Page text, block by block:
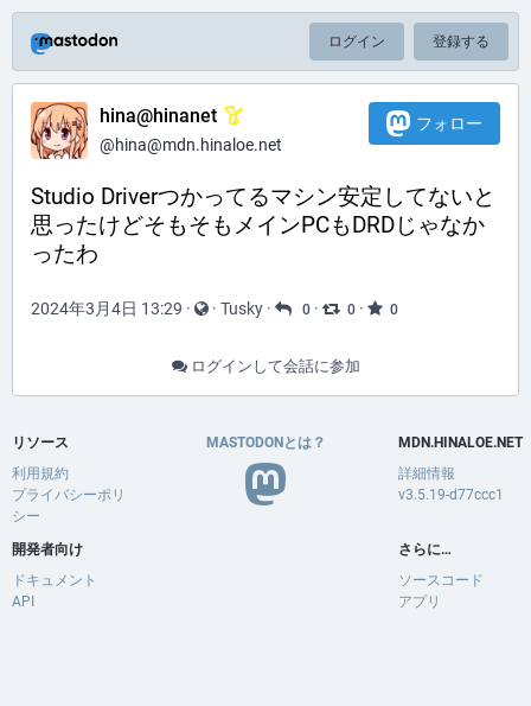
ログイン 登録する
hina@hinanet
@hina@mdn.hinaloe.net
フォロー
Studio Driverつかってるマシン安定してないと
思ったけどそもそもメインPCもDRDじゃなか
ったわ
2024年3月4日 13:29 · · Tusky · 0 · 0 · 0
ログインして会話に参加
リソース
利用規約
プライバシーポリ
シー
開発者向け
ドキュメント
API
MASTODONとは？
MDN.HINALOE.NET
詳細情報
v3.5.19-d77ccc1
さらに…
ソースコード
アプリ